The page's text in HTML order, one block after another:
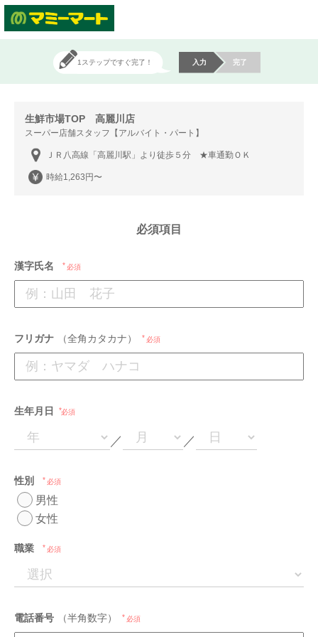
1ステップですぐ完了！ 入力 完了
生鮮市場TOP 高麗川店
スーパー店舗スタッフ【アルバイト・パート】
ＪＲ八高線「高麗川駅」より徒歩５分 ★車通勤ＯＫ
時給1,263円〜
必須項目
漢字氏名 必須
フリガナ （全角カタカナ） 必須
生年月日 必須
／ ／
性別 必須
男性
女性
職業 必須
電話番号 （半角数字） 必須